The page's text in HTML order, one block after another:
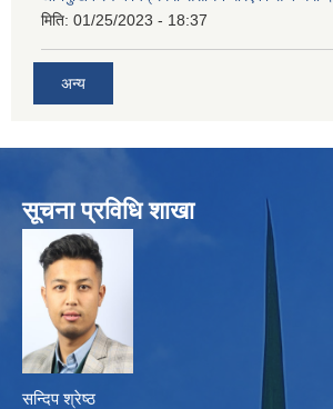
मिति: 01/25/2023 - 18:37
अन्य
सूचना प्रविधि शाखा
सन्दिप श्रेष्ठ